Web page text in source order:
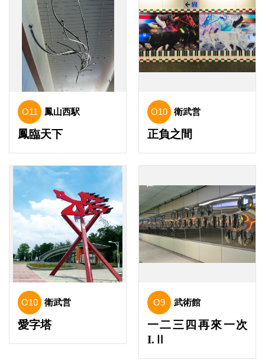
O11 鳳山西駅
鳳臨天下
O10 衛武営
正負之間
O10 衛武営
愛字塔
O9 武術館
一二三四再來一次
Ι.Ⅱ